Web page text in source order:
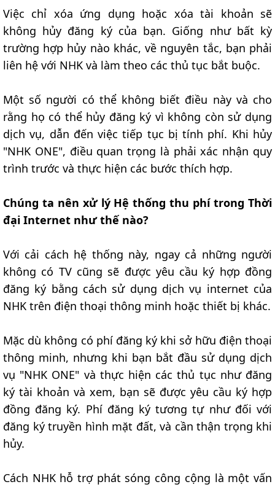
Việc chỉ xóa ứng dụng hoặc xóa tài khoản sẽ
không hủy đăng ký của bạn. Giống như bất kỳ
trường hợp hủy nào khác, về nguyên tắc, bạn phải
liên hệ với NHK và làm theo các thủ tục bắt buộc.
Một số người có thể không biết điều này và cho
rằng họ có thể hủy đăng ký vì không còn sử dụng
dịch vụ, dẫn đến việc tiếp tục bị tính phí. Khi hủy
"NHK ONE", điều quan trọng là phải xác nhận quy
trình trước và thực hiện các bước thích hợp.
Chúng ta nên xử lý Hệ thống thu phí trong Thời
đại Internet như thế nào?
Với cải cách hệ thống này, ngay cả những người
không có TV cũng sẽ được yêu cầu ký hợp đồng
đăng ký bằng cách sử dụng dịch vụ internet của
NHK trên điện thoại thông minh hoặc thiết bị khác.
Mặc dù không có phí đăng ký khi sở hữu điện thoại
thông minh, nhưng khi bạn bắt đầu sử dụng dịch
vụ "NHK ONE" và thực hiện các thủ tục như đăng
ký tài khoản và xem, bạn sẽ được yêu cầu ký hợp
đồng đăng ký. Phí đăng ký tương tự như đối với
đăng ký truyền hình mặt đất, và cần thận trọng khi
hủy.
Cách NHK hỗ trợ phát sóng công cộng là một vấn